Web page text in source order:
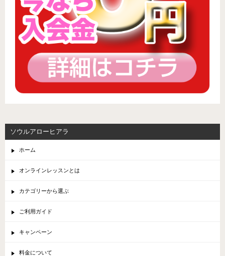
ソウルアローヒアラ
ホーム
オンラインレッスンとは
カテゴリーから選ぶ
ご利用ガイド
キャンペーン
料金について